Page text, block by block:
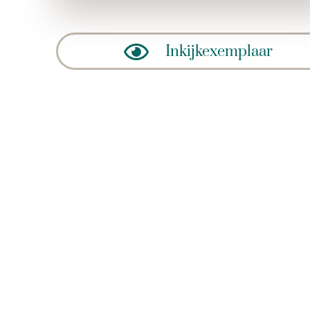
Inkijkexemplaar